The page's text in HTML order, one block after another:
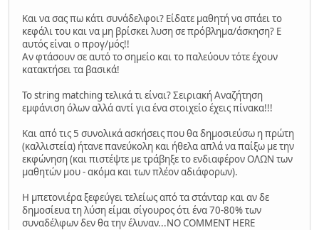
Και να σας πω κάτι συνάδελφοι? Είδατε μαθητή να σπάει το
κεφάλι του και να μη βρίσκει λυση σε πρόβλημα/άσκηση? Ε
αυτός είναι ο προγ/μός!!
Αν φτάσουν σε αυτό το σημείο και το παλεύουν τότε έχουν
κατακτήσει τα βασικά!
Το string matching τελικά τι είναι? Σειριακή Αναζήτηση
εμφάνιση όλων αλλά αντί για ένα στοιχείο έχεις πίνακα!!!
Και από τις 5 συνολικά ασκήσεις που θα δημοσιεύσω η πρώτη
(καλλιστεία) ήτανε πανεύκολη και ήθελα απλά να παίξω με την
εκφώνηση (και πιστέψτε με τράβηξε το ενδιαφέρον ΟΛΩΝ των
μαθητών μου - ακόμα και των πλέον αδιάφορων).
Η μπετονιέρα ξεφεύγει τελείως από τα στάνταρ και αν δε
δημοσίευα τη λύση είμαι σίγουρος ότι ένα 70-80% των
συναδέλφων δεν θα την έλυναν...ΝΟ COMMENT HERE